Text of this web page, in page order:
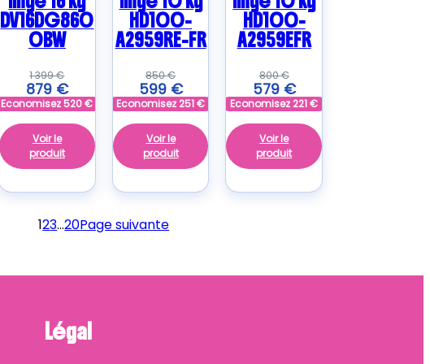
DV16DG860
0BW
1 399€
879 €
Economisez520€
Voir le
produit
HD100-
A2959RE-FR
850€
599 €
Economisez251€
Voir le
produit
HD100-
A2959EFR
800€
579 €
Economisez221€
Voir le
produit
123…20Page suivante
Légal